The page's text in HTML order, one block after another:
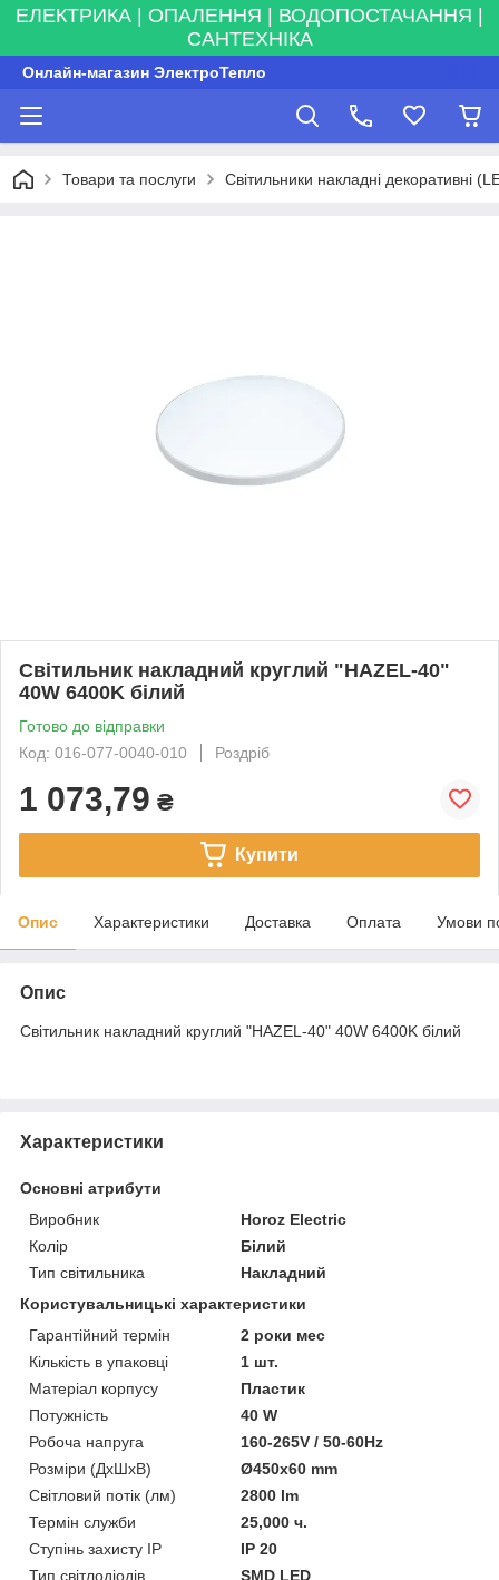
ЕЛЕКТРИКА | ОПАЛЕННЯ | ВОДОПОСТАЧАННЯ |
САНТЕХНІКА
Онлайн-магазин ЭлектроТепло
Товари та послуги Світильники накладні декоративні
Світильник накладний круглий "HAZEL-40"
40W 6400K білий
Готово до відправки
Код: 016-077-0040-010
Роздріб
1 073,79 ₴
Купити
Опис Характеристики Доставка Оплата Умови
Опис
Світильник накладний круглий "HAZEL-40" 40W 6400K білий
Характеристики
Основні атрибути
Виробник
Horoz Electric
Колір
Білий
Тип світильника
Накладний
Користувальницькі характеристики
Гарантійний термін
2 роки мес
Кількість в упаковці
1 шт.
Матеріал корпусу
Пластик
Потужність
40 W
Робоча напруга
160-265V / 50-60Hz
Розміри (ДхШхВ)
Ø450x60 mm
Світловий потік (лм)
2800 lm
Термін служби
25,000 ч.
Ступінь захисту IP
IP 20
Тип світлодіодів
SMD LED